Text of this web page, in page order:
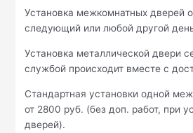
Установка межкомнатных дверей
следующий или любой другой
Установка металлической двери
службой происходит вместе с
Стандартная установки одной
от 2800 руб. (без доп. работ, при
дверей).